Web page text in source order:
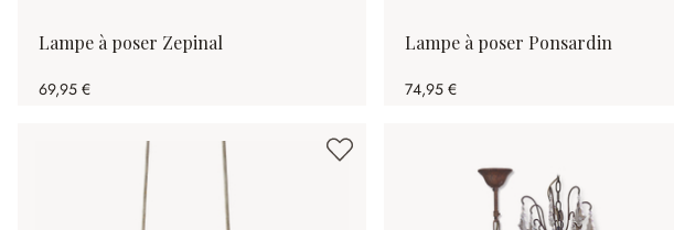
Lampe à poser Zepinal
69,95 €
Lampe à poser Ponsardin
74,95 €